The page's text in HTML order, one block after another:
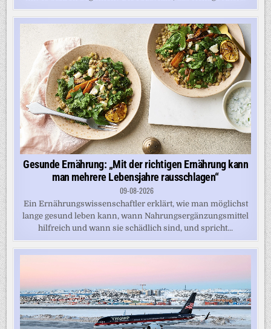
Gesunde Ernährung: „Mit der richtigen Ernährung kann
man mehrere Lebensjahre rausschlagen“
09-08-2026
Ein Ernährungswissenschaftler erklärt, wie man möglichst
lange gesund leben kann, wann Nahrungsergänzungsmittel
hilfreich und wann sie schädlich sind, und spricht...